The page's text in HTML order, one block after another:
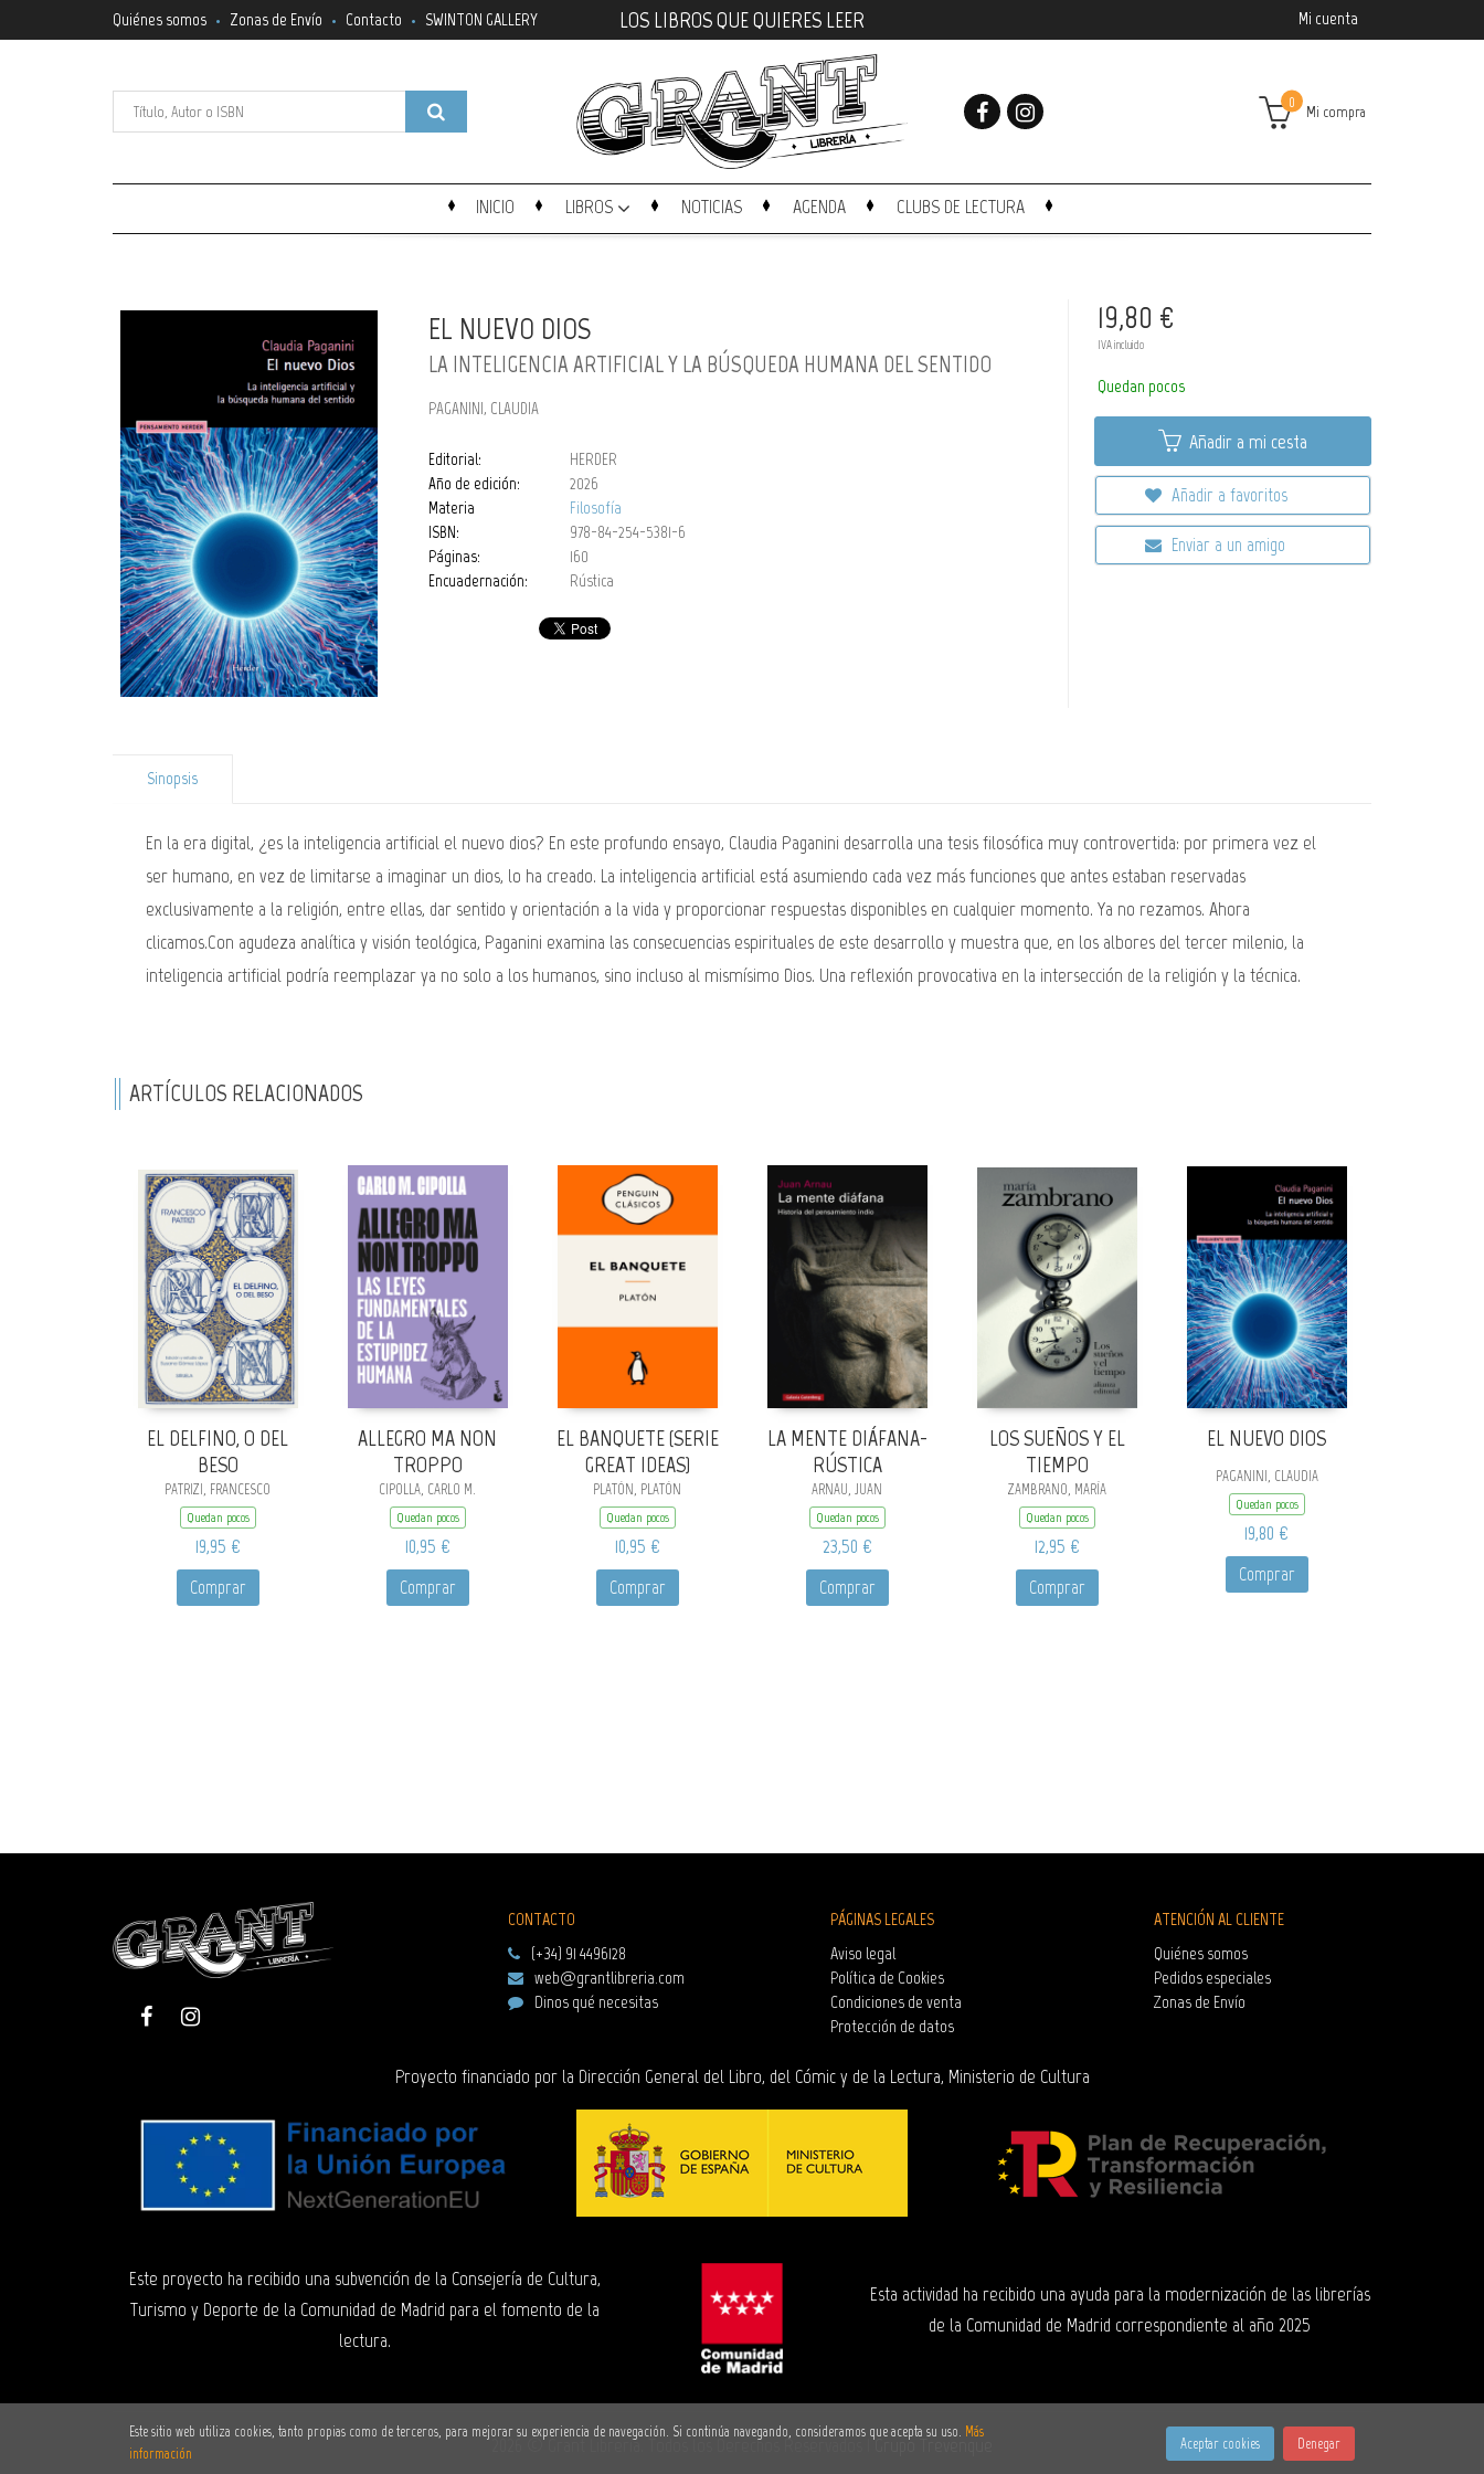
Mi cuenta
Quiénes somos Zonas de Envío Contacto SWINTON GALLERY LOS LIBROS QUE QUIERES LEER
Mi compra
0
INICIO LIBROS NOTICIAS AGENDA CLUBS DE LECTURA
EL NUEVO DIOS
LA INTELIGENCIA ARTIFICIAL Y LA BÚSQUEDA HUMANA DEL SENTIDO
PAGANINI, CLAUDIA
Editorial:
HERDER
Año de edición:
2026
Materia
Filosofía
ISBN:
978-84-254-5381-6
Páginas:
160
Encuadernación:
Rústica
19,80 €
IVA incluido
Quedan pocos
Añadir a mi cesta
Añadir a favoritos
Enviar a un amigo
Sinopsis
En la era digital, ¿es la inteligencia artificial el nuevo dios? En este profundo ensayo, Claudia Paganini desarrolla una tesis filosófica muy controvertida: por primera vez el
ser humano, en vez de limitarse a imaginar un dios, lo ha creado. La inteligencia artificial está asumiendo cada vez más funciones que antes estaban reservadas
exclusivamente a la religión, entre ellas, dar sentido y orientación a la vida y proporcionar respuestas disponibles en cualquier momento. Ya no rezamos. Ahora
clicamos.Con agudeza analítica y visión teológica, Paganini examina las consecuencias espirituales de este desarrollo y muestra que, en los albores del tercer milenio, la
inteligencia artificial podría reemplazar ya no solo a los humanos, sino incluso al mismísimo Dios. Una reflexión provocativa en la intersección de la religión y la técnica.
ARTÍCULOS RELACIONADOS
EL DELFINO, O DEL
BESO
PATRIZI, FRANCESCO
Quedan pocos
19,95 €
Comprar
ALLEGRO MA NON
TROPPO
CIPOLLA, CARLO M.
Quedan pocos
10,95 €
Comprar
EL BANQUETE (SERIE
GREAT IDEAS)
PLATÓN, PLATÓN
Quedan pocos
10,95 €
Comprar
LA MENTE DIÁFANA-
RÚSTICA
ARNAU, JUAN
Quedan pocos
23,50 €
Comprar
LOS SUEÑOS Y EL
TIEMPO
ZAMBRANO, MARÍA
Quedan pocos
12,95 €
Comprar
EL NUEVO DIOS
PAGANINI, CLAUDIA
Quedan pocos
19,80 €
Comprar
CONTACTO
(+34) 91 4496128
web@grantlibreria.com
Dinos qué necesitas
PÁGINAS LEGALES
Aviso legal
Política de Cookies
Condiciones de venta
Protección de datos
ATENCIÓN AL CLIENTE
Quiénes somos
Pedidos especiales
Zonas de Envío
Proyecto financiado por la Dirección General del Libro, del Cómic y de la Lectura, Ministerio de Cultura
Este proyecto ha recibido una subvención de la Consejería de Cultura,
Turismo y Deporte de la Comunidad de Madrid para el fomento de la
lectura.
Esta actividad ha recibido una ayuda para la modernización de las librerías
de la Comunidad de Madrid correspondiente al año 2025
2026 © Grant Librería . Todos los Derechos Reservados | Grupo Trevenque
Este sitio web utiliza cookies, tanto propias como de terceros, para mejorar su experiencia de navegación. Si continúa navegando, consideramos que acepta su uso. Más
información
Aceptar cookies Denegar